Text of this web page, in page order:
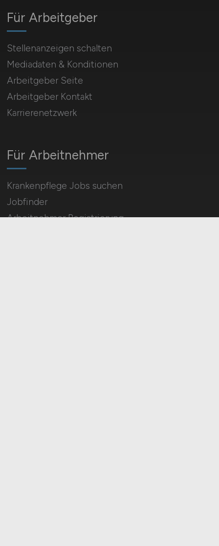
Für Arbeitnehmer
Krankenpflege Jobs suchen
Jobfinder
Arbeitnehmer Registrierung
Für Arbeitgeber
Stellenanzeigen schalten
Mediadaten & Konditionen
Arbeitgeber Seite
Arbeitgeber Kontakt
Karrierenetzwerk